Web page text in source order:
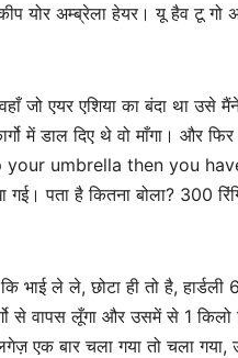
योर अम्ब्रेला हेयर। यू हैव टू
जो एयर एशिया का बंदा था
में डाल दिए थे वो माँगा। और
umbrella then you have
पता है कितना बोला? 300
ले ले, छोटा ही तो है, हार्डली
से वापस लूँगा और उसमें से 1
एक बार चला गया तो चला